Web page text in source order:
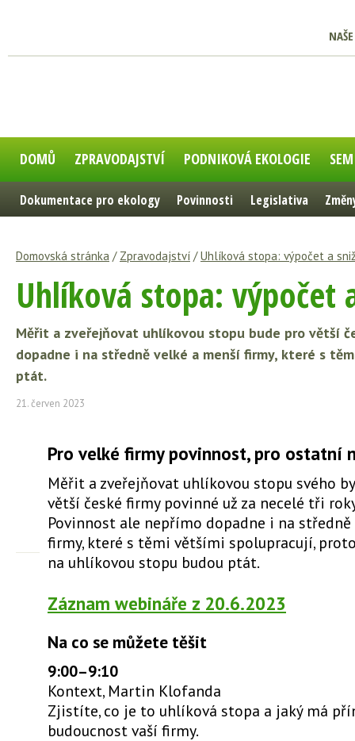
DOMŮ ZPRAVODAJSTVÍ PODNIKOVÁ EKOLOGIE
Dokumentace pro ekology Povinnosti Legislativa
Domovská stránka / Zpravodajství /Uhlíková stopa: výpočet a
Uhlíková stopa: výpočet
Měřit a zveřejňovat uhlíkovou stopu bude pro větší
dopadne i na středně velké a menší firmy, které s
ptát.
21. červen 2023
Pro velké firmy povinnost, pro ostatní
Měřit a zveřejňovat uhlíkovou stopu svého
větší české firmy povinné už za necelé tři
Povinnost ale nepřímo dopadne i na
firmy, které s těmi většími spolupracují,
na uhlíkovou stopu budou ptát.
Záznam webináře z 20.6.2023
Na co se můžete těšit
9:00–9:10
Kontext, Martin Klofanda
Zjistíte, co je to uhlíková stopa a jaký má
budoucnost vaší firmy.